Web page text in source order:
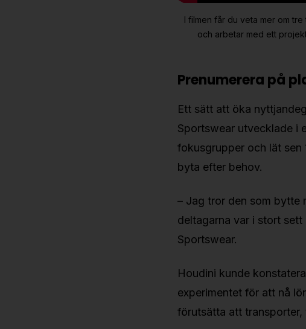
I filmen får du veta mer om
och arbetar med ett
Prenumerera på
Ett sätt att öka
Sportswear utvecklade i
fokusgrupper och lät
byta efter behov.
– Jag tror den som bytte
deltagarna var i stort
Sportswear.
Houdini kunde
experimentet för att nå
förutsätta att